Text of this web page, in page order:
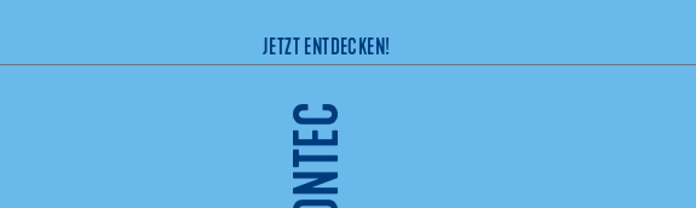
JETZT ENTDECKEN!